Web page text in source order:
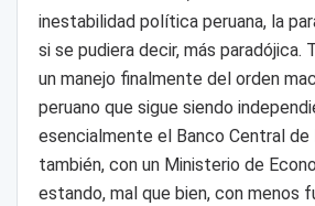
inestabilidad política peruana, la
si se pudiera decir, más paradójica.
un manejo finalmente del orden
peruano que sigue siendo
esencialmente el Banco Central de
también, con un Ministerio de
estando, mal que bien, con menos